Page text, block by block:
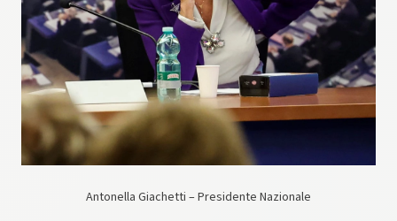
Antonella Giachetti – Presidente Nazionale